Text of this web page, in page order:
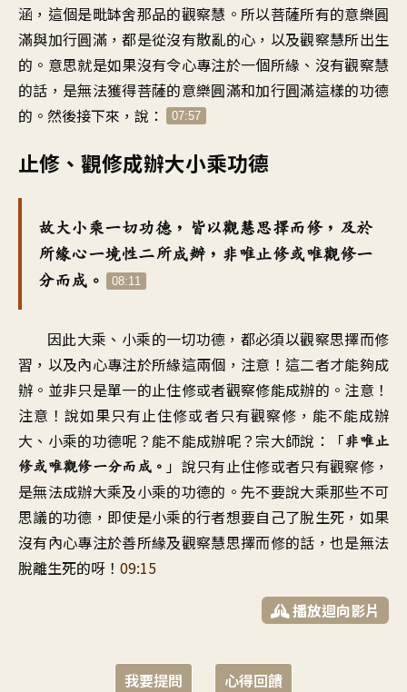
涵 ， 這個是毗缽舍那品的觀察慧 。 所以菩薩所有的意樂圓
滿與加行圓滿 ，都是從沒有散亂的心 ， 以及觀察慧所出生
的 。 意思就是如果沒有令心專注於一個所緣 、 沒有觀察慧
的話 ， 是無法獲得菩薩的意樂圓滿和加行圓滿這樣的功德
的 。 然後接下來 ， 說 ： 07:57
止修、觀修成辦大小乘功德
故大小乘一切功德 ， 皆以觀慧思擇而修， 及於
所緣心一境性二所成辦 ， 非唯止修或唯觀修一
分而成。 08:11
因此大乘、小乘的一切功德，都必須以觀察思擇而修
習 ， 以及內心專注於所緣這兩個 ， 注意 ！ 這二者才能夠成
辦 。 並非只是單一的止住修或者觀察修能成辦的 。 注意！
注意 ！說如果只有止住修或者只有觀察修 ， 能不能成辦
大、小乘的功德呢 ？ 能不能成辦呢？ 宗大師說 ：「非唯止
修或唯觀修一分而成 。 」 說只有止住修或者只有觀察修 ，
是無法成辦大乘及小乘的功德的 。先不要說大乘那些不可
思議的功德 ， 即使是小乘的行者想要自己了脫生死 ， 如果
沒有內心專注於善所緣及觀察慧思擇而修的話 ，也是無法
脫離生死的呀 ！ 09:15
播放迴向影片
我要提問 心得回饋